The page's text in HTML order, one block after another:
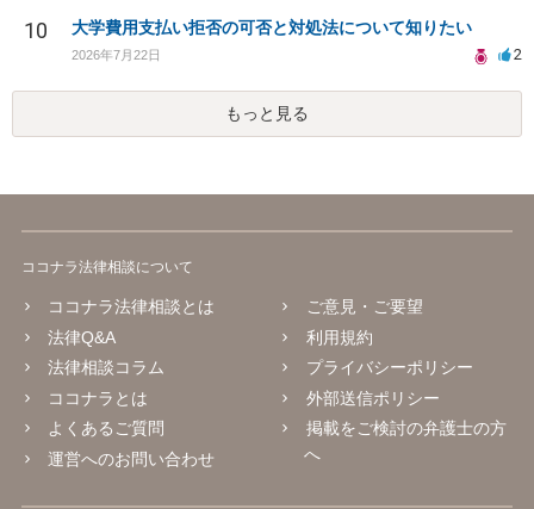
10 大学費用支払い拒否の可否と対処法について知りたい
2026年7月22日 2
もっと見る
ココナラ法律相談について
ココナラ法律相談とは
法律Q&A
法律相談コラム
ココナラとは
よくあるご質問
運営へのお問い合わせ
ご意見・ご要望
利用規約
プライバシーポリシー
外部送信ポリシー
掲載をご検討の弁護士の方
へ